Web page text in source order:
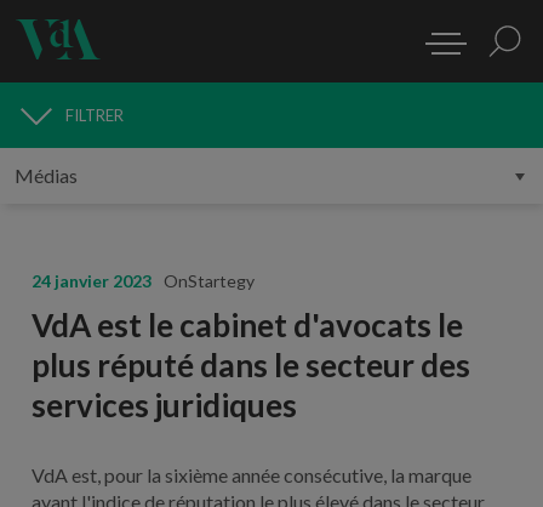
MÉDIAS
FILTRER
24 janvier 2023 OnStartegy
VdA est le cabinet d'avocats le
plus réputé dans le secteur des
services juridiques
VdA est, pour la sixième année consécutive, la marque
ayant l'indice de réputation le plus élevé dans le secteur